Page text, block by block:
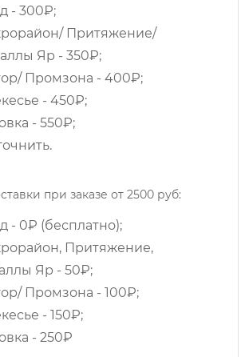
- 300₽;
Притяжение/
Яр - 350₽;
Промзона - 400₽;
- 450₽;
- 550₽;
при заказе от 2500 руб:
- 0₽ (бесплатно);
Притяжение,
Яр - 50₽;
Промзона - 100₽;
- 150₽;
- 250₽